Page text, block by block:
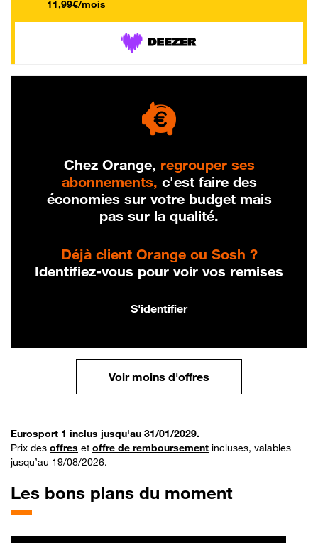
11,99€/mois
Chez Orange, regrouper ses
abonnements, c'est faire des
économies sur votre budget mais
pas sur la qualité.
Déjà client Orange ou Sosh ?
Identifiez-vous pour voir vos remises
S'identifier
Voir moins d'offres
Eurosport 1 inclus jusqu'au 31/01/2029.
Prix des offres et offre de remboursement incluses, valables
jusqu’au 19/08/2026.
Les bons plans du moment